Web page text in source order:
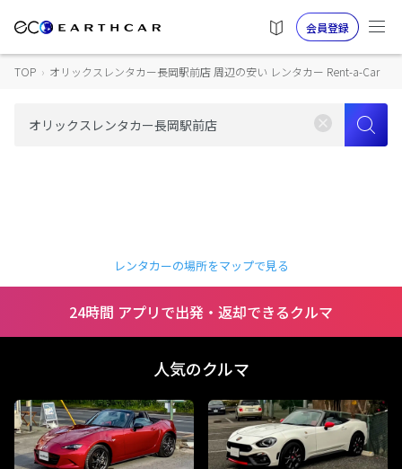
会員登録
TOP › オリックスレンタカー長岡駅前店 周辺の安い レンタカー Rent-a-Car
レンタカーの場所をマップで見る
24時間 アプリで出発・返却できるクルマ
人気のクルマ